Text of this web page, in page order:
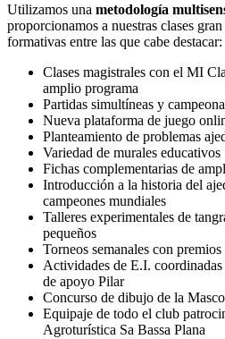
Utilizamos una metodologí­a
proporcionamos a nuestras clases
formativas entre las que cabe destacar:
Clases magistrales con el MI
amplio programa
Partidas simultíneas y
Nueva plataforma de juego
Planteamiento de problemas
Variedad de murales educativos
Fichas complementarias de
Introducción a la historia del
campeones mundiales
Talleres experimentales de
pequeños
Torneos semanales con
Actividades de E.I.
de apoyo Pilar
Concurso de dibujo de la
Equipaje de todo el club
Agroturí­stica Sa Bassa Plana